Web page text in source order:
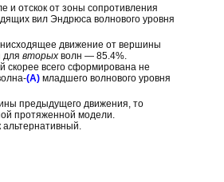
и отскок от зоны сопротивления
вил Эндрюса волнового уровня
движение от вершины
для вторых волн — 85.4%.
скорее всего сформирована не
(А) младшего волнового уровня
предыдущего движения, то
протяженной модели.
альтернативный.